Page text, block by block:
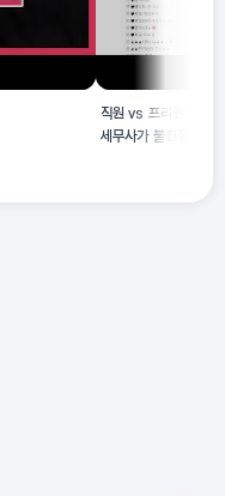
직원 vs 프리랜서 중
세무사가 불친절한 이